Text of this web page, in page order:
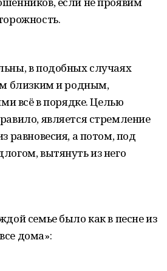
в подобных случаях
близким и родным,
всё в порядке. Целью
является стремление
равновесия, а потом, под
вытянуть из него
семье было как в песне из
дома»: